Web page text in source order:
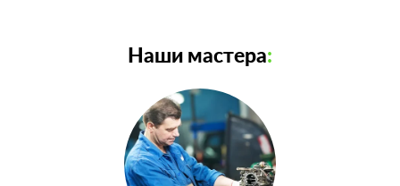
Наши мастера: